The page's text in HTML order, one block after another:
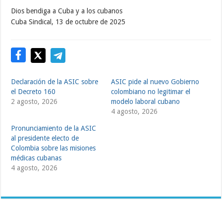
Dios bendiga a Cuba y a los cubanos
Cuba Sindical, 13 de octubre de 2025
Declaración de la ASIC sobre
el Decreto 160
2 agosto, 2026
ASIC pide al nuevo Gobierno
colombiano no legitimar el
modelo laboral cubano
4 agosto, 2026
Pronunciamiento de la ASIC
al presidente electo de
Colombia sobre las misiones
médicas cubanas
4 agosto, 2026